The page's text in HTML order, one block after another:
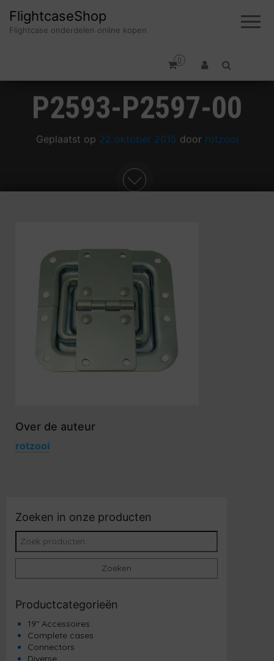
FlightcaseShop
Flightcase onderdelen online kopen
0
P2593-P2597-00
Geplaatst op 22 oktober 2015 door rotzooi
Over de auteur
rotzooi
Zoeken in onze producten
Zoeken naar:
Zoeken
Productcategorieën
19" Accessoires
Complete cases
Connectors
Diverse